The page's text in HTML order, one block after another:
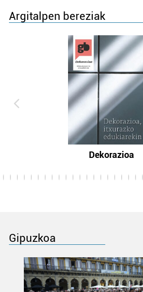
Argitalpen bereziak
Dekorazioa
Gipuzkoa